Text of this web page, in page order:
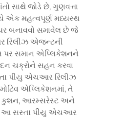
સાથે જોડે છે, ગુણવત્તા
એક મહત્વપૂર્ણ મધ્યસ્થ
બનાવવો સમાવેલ છે જે
રિલીઝ એજન્ટની
પર સમાન એપ્લિકેશનને
ચક્રોને સહન કરવા
પીયુ એચઆર રિલીઝ
એપ્લિકેશનમાં, તે
કુશન, આરમ્સરેસ્ટ અને
છે. આ સસ્તા પીયુ એચઆર